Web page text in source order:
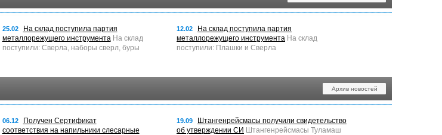
25.02
На склад поступила партия
металлорежущего инструментаНа склад
поступили: Сверла, наборы сверл, буры
12.02
На склад поступила партия
металлорежущего инструмента На склад
поступили: Плашки и Сверла
Архив новостей
06.12
Получен Сертификат
соответствия на напильники слесарные
19.09
Штангенрейсмасы получили свидетельство
об утверждении СИ Штангенрейсмасы Туламаш